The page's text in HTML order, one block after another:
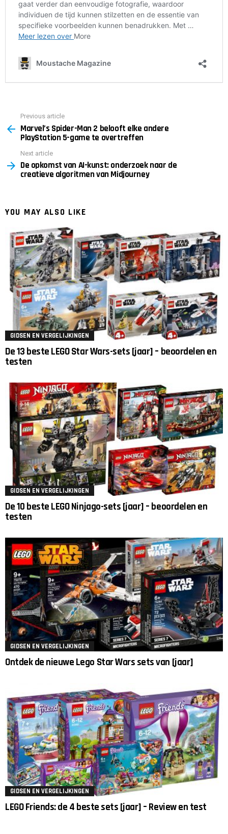
more
Previous article
Marvel’s Spider-Man 2 belooft elke andere
PlayStation 5-game te overtreffen
Next article
De opkomst van AI-kunst: onderzoek naar de
creatieve algoritmen van Midjourney
YOU MAY ALSO LIKE
GIDSEN EN VERGELIJKINGEN
De 13 beste LEGO Star Wars-sets [jaar] – beoordelen en
testen
GIDSEN EN VERGELIJKINGEN
De 10 beste LEGO Ninjago-sets [jaar] – beoordelen en
testen
GIDSEN EN VERGELIJKINGEN
Ontdek de nieuwe Lego Star Wars sets van [jaar]
GIDSEN EN VERGELIJKINGEN
LEGO Friends: de 4 beste sets [jaar] – Review en test